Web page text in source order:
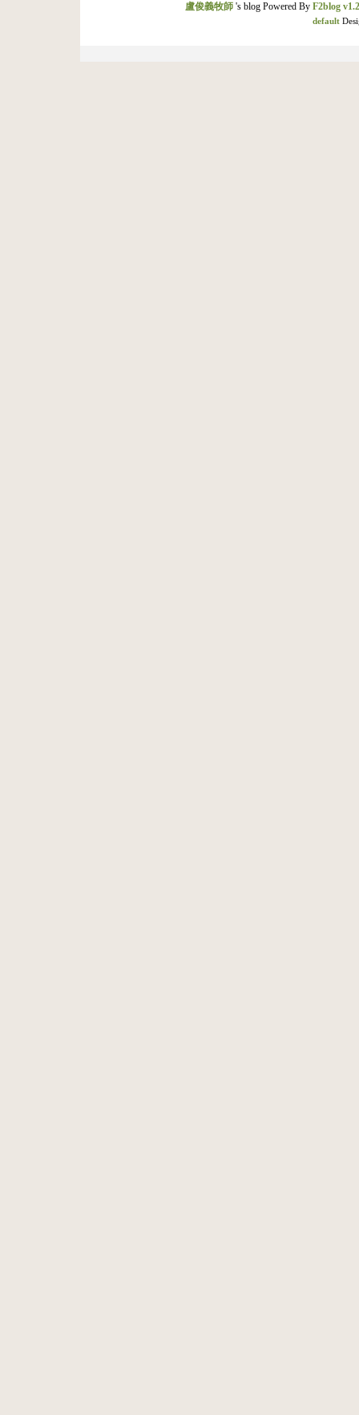
盧俊義牧師's blog Powered By F2blog
default